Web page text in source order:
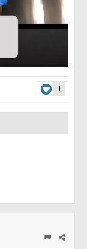
1